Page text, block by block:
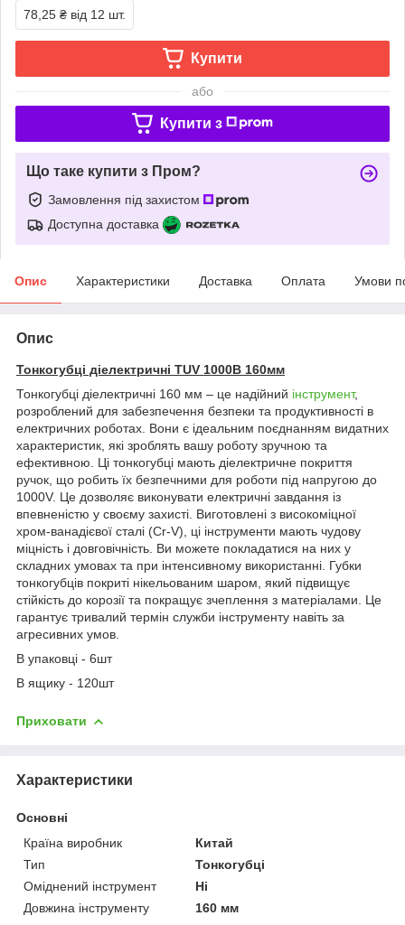
78,25 ₴ від 12 шт.
Купити
або
Купити з
Що таке купити з Пром?
Замовлення під захистом
Доступна доставка
Опис Характеристики Доставка Оплата Умови
Опис
Тонкогубці діелектричні TUV 1000В 160мм
Тонкогубці діелектричні 160 мм – це надійний інструмент,
розроблений для забезпечення безпеки та продуктивності в
електричних роботах. Вони є ідеальним поєднанням видатних
характеристик, які зроблять вашу роботу зручною та
ефективною. Ці тонкогубці мають діелектричне покриття
ручок, що робить їх безпечними для роботи під напругою до
1000V. Це дозволяє виконувати електричні завдання із
впевненістю у своєму захисті. Виготовлені з високоміцної
хром-ванадієвої сталі (Cr-V), ці інструменти мають чудову
міцність і довговічність. Ви можете покладатися на них у
складних умовах та при інтенсивному використанні. Губки
тонкогубців покриті нікельованим шаром, який підвищує
стійкість до корозії та покращує зчеплення з матеріалами. Це
гарантує тривалий термін служби інструменту навіть за
агресивних умов.
В упаковці - 6шт
В ящику - 120шт
Приховати
Характеристики
Основні
Країна виробник
Китай
Тип
Тонкогубці
Оміднений інструмент
Ні
Довжина інструменту
160 мм